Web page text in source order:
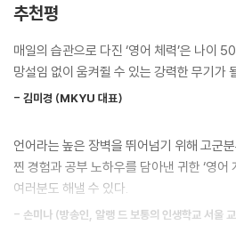
을 누른 지 얼마 안 되어 그 부서장이 멀리서
양된 말투로, 또 주변 사람이 다 들으라는 듯
“로이스, ‘Can you’라뇨. 왜 그렇게 말을 무
는 건가요? 이럴 땐 ‘Would you’라고 해야
대화의 흐름을 따라가는 것만큼 중요한 건
습니다. 언어에 담긴 시대정신이나 의미를
입니다. 미국에 건너와 영어가 어느 정도 입
22년 tvN〈유퀴즈〉에 출연하여 나이 50에
도전 정신과 영어 실력으로 화제가 되었던
처럼 매일 다져야 하는 습관의 산물이라고
이다.
『계속 가봅시다 남는 게 체력인데』의 저자
물겨운 영어 분투기와 현실적인 영어 학습 노
어, 이번에는 끝까지 가봅시다』로 다시 독
m씩 조깅을 하고 검도에 수영을 즐기는 등 ‘
추천평
매일의 습관으로 다진 ‘영어 체력’은 나이
망설임 없이 움켜쥘 수 있는 강력한 무기가
- 김미경 (MKYU 대표)
언어라는 높은 장벽을 뛰어넘기 위해 고군
찐 경험과 공부 노하우를 담아낸 귀한 ‘영어
여러분도 해낼 수 있다.
- 손미나 (방송인, 알랭 드 보통의 인생학교 서울